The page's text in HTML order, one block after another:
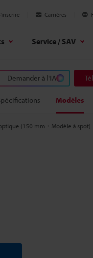
Carrières
Service / SAV
Demander à l'IA
Modèles
(150 mm・Modèle à spot)